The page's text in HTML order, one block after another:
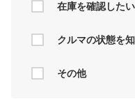
在庫を確認したい
クルマの状態を
その他